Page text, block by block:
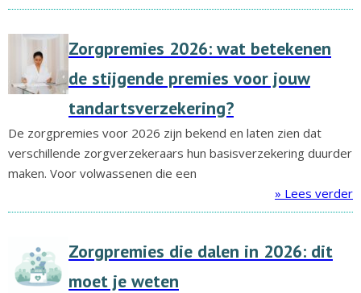
Zorgpremies 2026: wat betekenen
de stijgende premies voor jouw
tandartsverzekering?
De zorgpremies voor 2026 zijn bekend en laten zien dat
verschillende zorgverzekeraars hun basisverzekering duurder
maken. Voor volwassenen die een
» Lees verder
Zorgpremies die dalen in 2026: dit
moet je weten